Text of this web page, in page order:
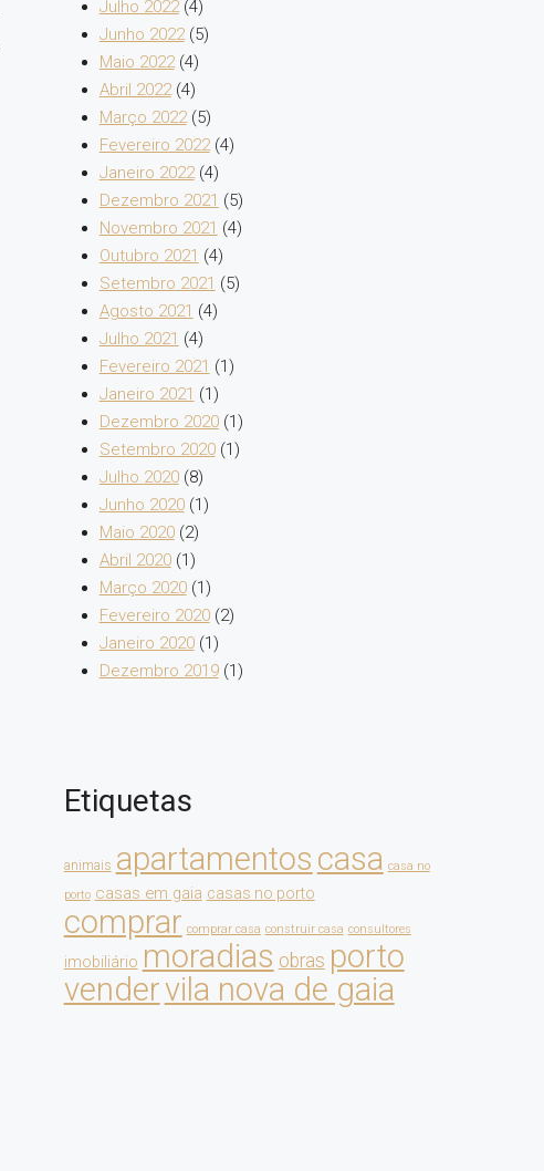
Julho 2022(4)
Junho 2022(5)
Maio 2022(4)
Abril 2022(4)
Março 2022(5)
Fevereiro 2022(4)
Janeiro 2022(4)
Dezembro 2021 (5)
Novembro 2021 (4)
Outubro 2021 (4)
Setembro 2021 (5)
Agosto 2021 (4)
Julho 2021 (4)
Fevereiro 2021 (1)
Janeiro 2021 (1)
Dezembro 2020(1)
Setembro 2020(1)
Julho 2020(8)
Junho 2020(1)
Maio 2020(2)
Abril 2020(1)
Março 2020(1)
Fevereiro 2020(2)
Janeiro 2020(1)
Dezembro 2019(1)
Etiquetas
animais apartamentos casa casa no
porto casas em gaia casas no porto
comprar comprar casa construir casa consultores
imobiliário moradias obras porto
vendervila nova de gaia